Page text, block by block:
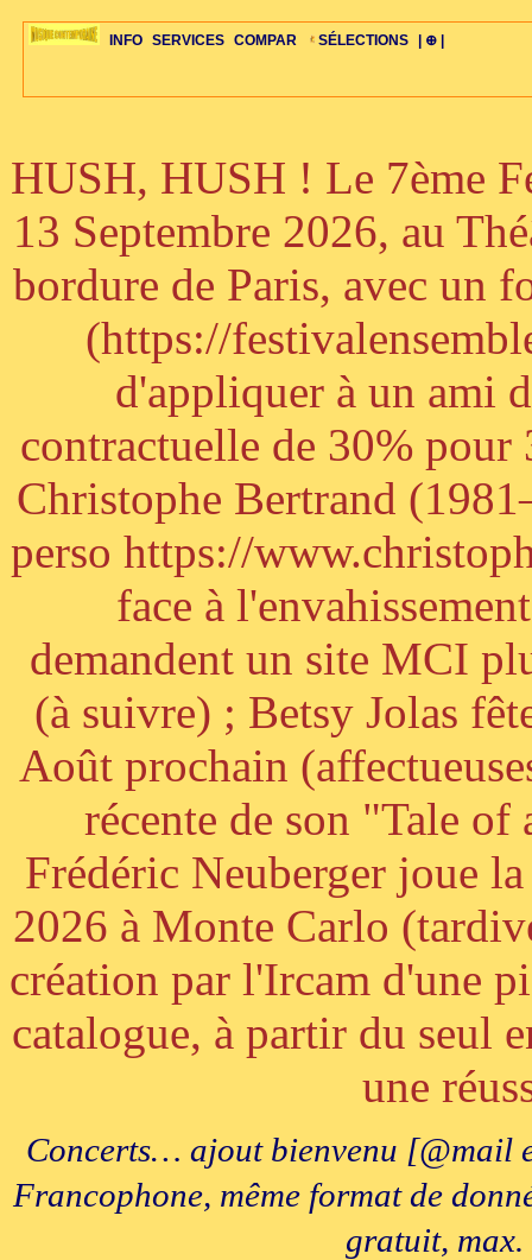
INFO
ÉDITORIAUX ACTUS-CONCERTS HISTOIRE PAYS STYLES-ÉCOLES
SERVICES
MAJ-LISTE ARCH-CONCERTS LIENS RADIOS VIDÉOS PLAN FAQS
COMPAR
SÉLECTION GUIDE-EXPRESS ŒUVRES BIOGRAPHIES PERSPECTIVE
SÉLECTIONS
SÉLECTION COMPOS-INTRO COMPO-INDIV ŒUVRES-INDIV
| ⊕ |
20ÈME PARAL 1001 CD TOP-REC BONUS-ROMANS BONUS-FILMS
CELLO-C
ALTO-C
VIOLON-C
PIANO-CONC GRAND-
HUSH, HUSH ! Le 7ème
13 Septembre 2026, au
bordure de Paris, avec un
(https://
d'appliquer à un ami
contractuelle de 30% pour
Christophe Bertrand
perso https://
face à
demandent un site MCI
(à suivre) ; Betsy Jolas
Août prochain
récente de son "Tale of
Frédéric Neuberger joue
2026 à Monte Carlo
création par l'Ircam d'une
catalogue, à partir du seul
une
Concerts… ajout bienvenu [@mail
Francophone, même format de
gratuit,